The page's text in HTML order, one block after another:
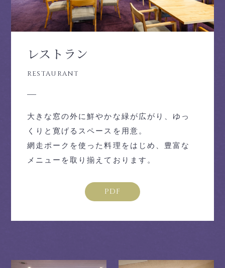
レストラン
大きな窓の外に鮮やかな緑が広がり、ゆっ
くりと寛げるスペースを用意。
網走ポークを使った料理をはじめ、豊富な
メニューを取り揃えております。
PDF